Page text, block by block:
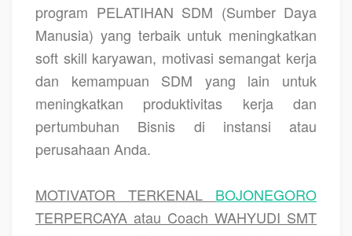
program PELATIHAN SDM (Sumber Daya
Manusia) yang terbaik untuk meningkatkan
soft skill karyawan, motivasi semangat kerja
dan kemampuan SDM yang lain untuk
meningkatkan produktivitas kerja dan
pertumbuhan Bisnis di instansi atau
perusahaan Anda.
MOTIVATOR TERKENAL BOJONEGORO
TERPERCAYA atau Coach WAHYUDI SMT